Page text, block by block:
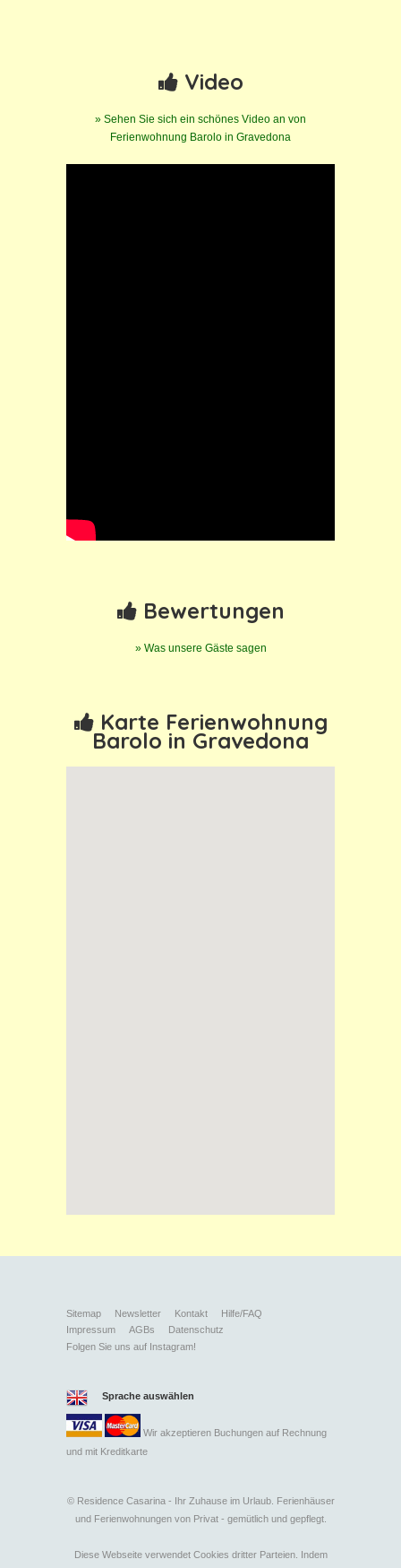
Video
» Sehen Sie sich ein schönes Video an von
Ferienwohnung Barolo in Gravedona
Bewertungen
» Was unsere Gäste sagen
Karte Ferienwohnung
Barolo in Gravedona
Sitemap Newsletter Kontakt
Hilfe/FAQ
Impressum
AGBs
Datenschutz
Folgen Sie uns auf Instagram!
Sprache auswählen
Wir akzeptieren Buchungen auf Rechnung
und mit Kreditkarte
©Residence Casarina - Ihr Zuhause im Urlaub. Ferienhäuser
und Ferienwohnungen von Privat - gemütlich und gepflegt.
Diese Webseite verwendet Cookies dritter Parteien. Indem